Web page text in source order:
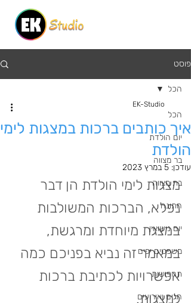
פוסט
הכל
יום הולדת
בר מצווה
בת מצווה
חתונה
יום נישואין
משפטים יפים
תחפושות
חגים ואירועים
הכל
איך כותבים ברכות במצגות לימי
הולדת
EK-Studio
עודכן: 5 במרץ 2023
מצגות לימי הולדת הן דבר
נפלא, הברכות המשולבות
במצגת מיוחדת ומרגשת,
במאמר זה נביא בפניכם כמה
אפשרויות לכתיבת ברכות
למצגות.